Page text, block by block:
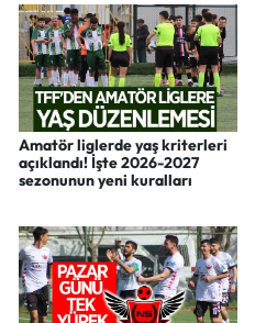
Amatör liglerde yaş kriterleri
açıklandı! İşte 2026-2027
sezonunun yeni kuralları